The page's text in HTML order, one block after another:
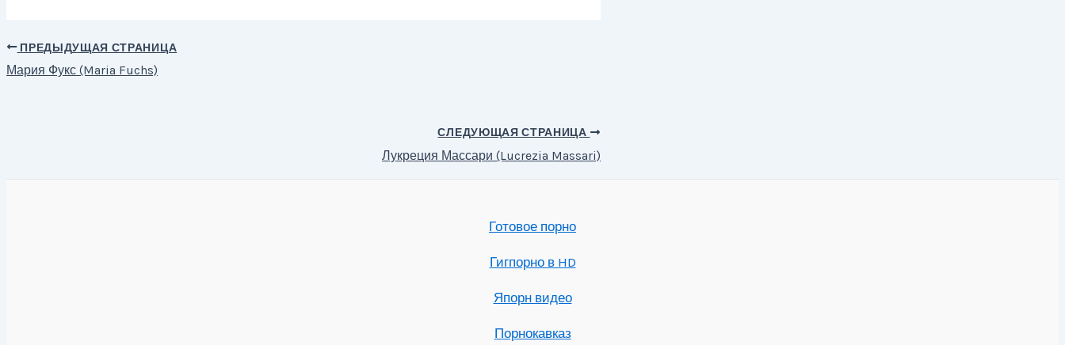
Навигация
по
ПРЕДЫДУЩАЯ СТРАНИЦА
Мария Фукс (Maria Fuchs)
СЛЕДУЮЩАЯ СТРАНИЦА
Лукреция Массари (Lucrezia Massari)
Готовое порно
Гигпорно в HD
Япорн видео
Порнокавказ